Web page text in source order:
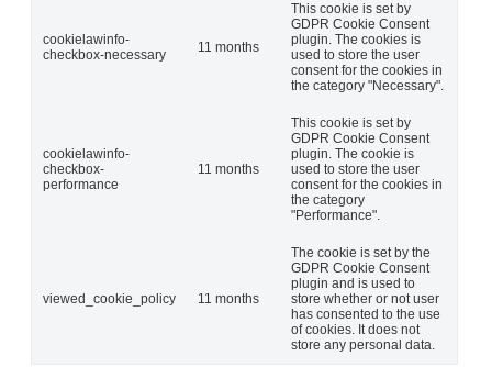
cookielawinfo-
checkbox-necessary
11 months
This cookie is set by
GDPR Cookie Consent
plugin. The cookies is
used to store the user
consent for the cookies in
the category "Necessary".
cookielawinfo-
checkbox-
performance
11 months
This cookie is set by
GDPR Cookie Consent
plugin. The cookie is
used to store the user
consent for the cookies in
the category
"Performance".
viewed_cookie_policy 11 months
The cookie is set by the
GDPR Cookie Consent
plugin and is used to
store whether or not user
has consented to the use
of cookies. It does not
store any personal data.